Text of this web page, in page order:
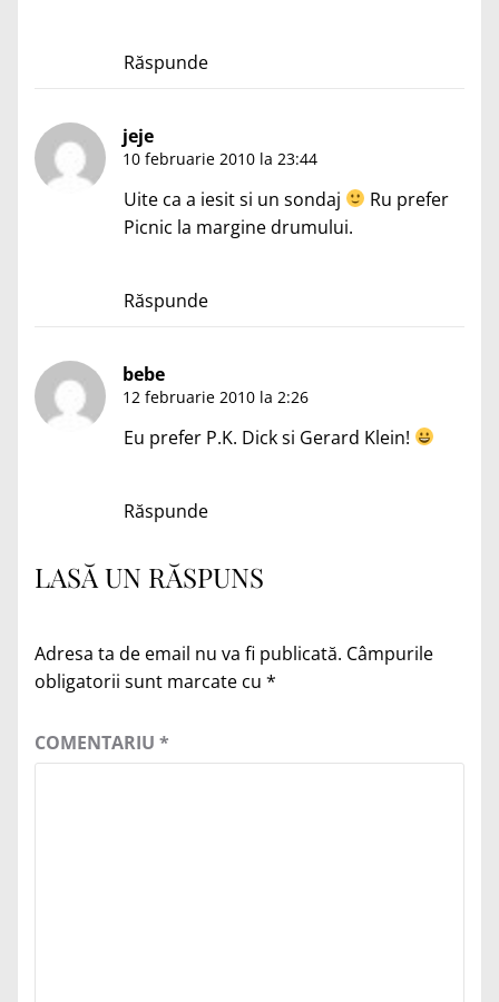
Răspunde
jeje
10 februarie 2010 la 23:44
Uite ca a iesit si un sondaj
Ru prefer
Picnic la margine drumului.
Răspunde
bebe
12 februarie 2010 la 2:26
Eu prefer P.K. Dick si Gerard Klein!
Răspunde
LASĂ UN RĂSPUNS
Adresa ta de email nu va fi publicată. Câmpurile
obligatorii sunt marcate cu *
COMENTARIU *